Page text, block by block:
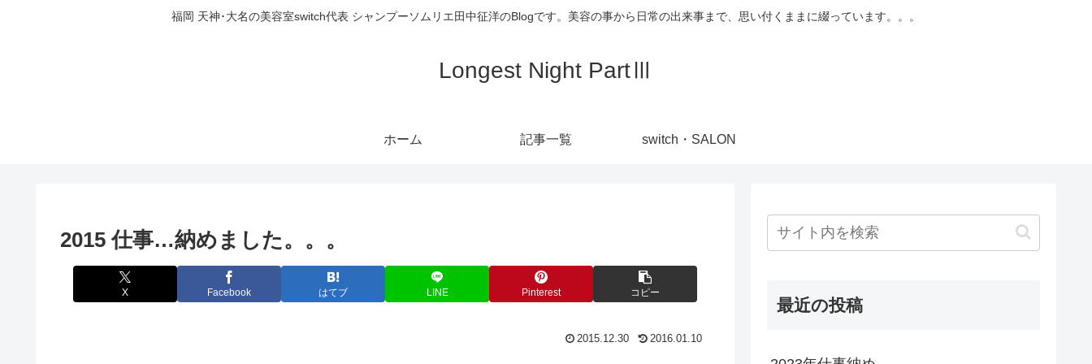
福岡 天神･大名の美容室switch代表 シャンプーソムリエ田中征洋のBlogです。美容の事から日常の出来事まで、思い付くままに綴っています。。。
Longest Night PartⅢ
ホーム 記事一覧 switch・SALON
2015 仕事…納めました。。。
X Facebook はてブ LINE Pinterest コピー
2015.12.30 2016.01.10
最近の投稿